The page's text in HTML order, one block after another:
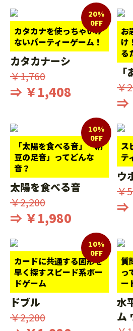
カタカナを使っちゃいけ
ないパーティーゲーム！
20%
0FF
カタカナーシ
￥1,760
⇒ ￥1,408
お
け
る
￥
⇒
「太陽を食べる音」「納
豆の足音」ってどんな
音？
10%
0FF
太陽を食べる音
￥2,200
⇒ ￥1,980
ス
テ
ウ
￥
⇒
カードに共通する図形を
早く探すスピード系ボー
ドゲーム
10%
0FF
ドブル
￥2,200
質
っ
ー
水
ム